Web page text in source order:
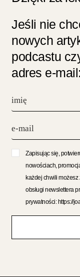
Jeśli nie
nowych
podcastu
adres e-mail:
Zapisując się,
nowościach,
każdej chwili
obsługi newslettera
prywatności: https://